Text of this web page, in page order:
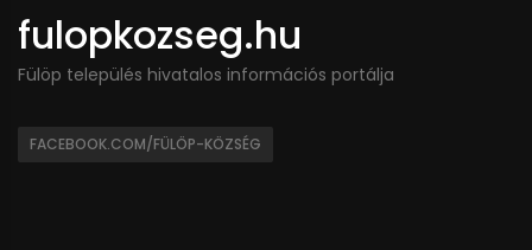
fulopkozseg.hu
Fülöp település hivatalos információs portálja
FACEBOOK.COM/FÜLÖP-KÖZSÉG